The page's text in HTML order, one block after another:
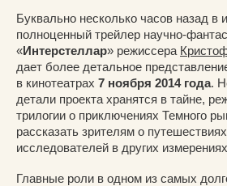
Буквально несколько часов назад в
полноценный трейлер научно-
«Интерстеллар» режиссера
дает более детальное
в кинотеатрах 7 ноября 2014 года.
детали проекта хранятся в тайне,
трилогии о приключениях Темного
рассказать зрителям о
исследователей в других
Главные роли в одном из самых